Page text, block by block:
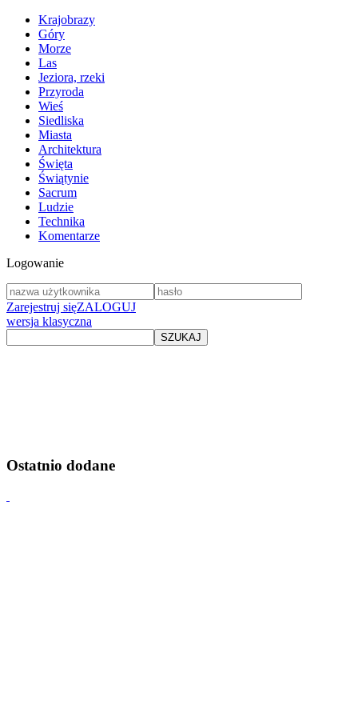
Krajobrazy
Góry
Morze
Las
Jeziora, rzeki
Przyroda
Wieś
Siedliska
Miasta
Architektura
Święta
Świątynie
Sacrum
Ludzie
Technika
Komentarze
Logowanie
Zarejestruj sięZALOGUJ
wersja klasyczna
Ostatnio dodane